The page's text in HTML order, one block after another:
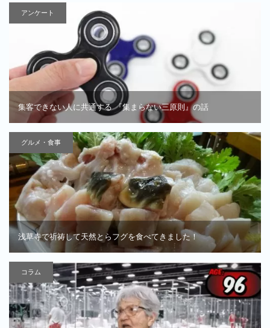
アンケート
集客できない人に共通する 『集まらない三原則』の話
グルメ・食事
浅草寺で祈祷して天然とらフグを食べてきました！
コラム